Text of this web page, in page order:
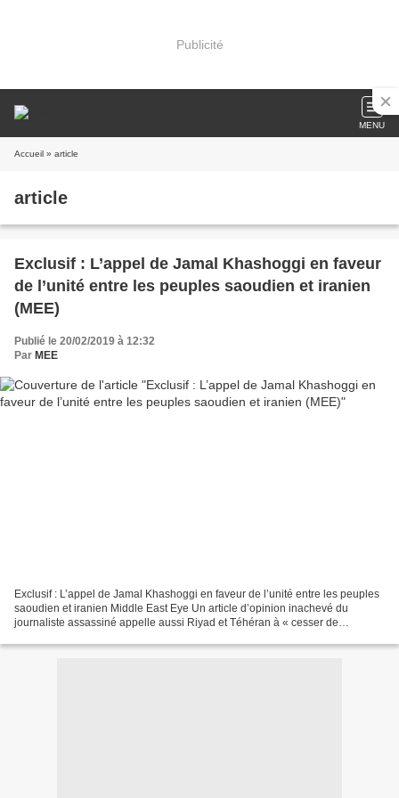
Publicité
MENU
Accueil » article
article
Exclusif : L’appel de Jamal Khashoggi en faveur
de l’unité entre les peuples saoudien et iranien
(MEE)
Publié le 20/02/2019 à 12:32
Par MEE
Exclusif : L’appel de Jamal Khashoggi en faveur de l’unité entre les peuples
saoudien et iranien Middle East Eye Un article d’opinion inachevé du
journaliste assassiné appelle aussi Riyad et Téhéran à « cesser de